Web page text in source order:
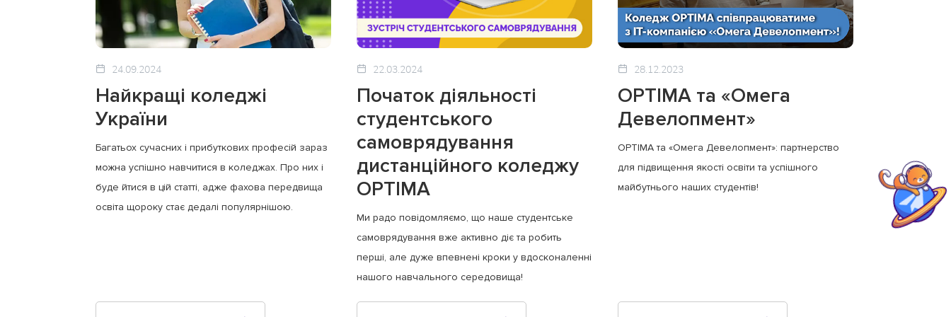
24.09.2024
Найкращі коледжі
України
Багатьох сучасних і прибуткових професій зараз
можна успішно навчитися в коледжах. Про них і
буде йтися в цій статті, адже фахова передвища
освіта щороку стає дедалі популярнішою.
22.03.2024
Початок діяльності
студентського
самоврядування
дистанційного коледжу
OPTIMA
Ми радо повідомляємо, що наше студентське
самоврядування вже активно діє та робить
перші, але дуже впевнені кроки у вдосконаленні
нашого навчального середовища!
28.12.2023
OPTIMA та «Омега
Девелопмент»
OPTIMA та «Омега Девелопмент»: партнерство
для підвищення якості освіти та успішного
майбутнього наших студентів!